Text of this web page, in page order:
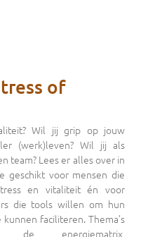
of
Wil jij grip op jouw
(werk)leven? Wil jij als
team? Lees er alles over in
geschikt voor mensen die
en vitaliteit én voor
die tools willen om hun
faciliteren. Thema’s
de energiematrix,